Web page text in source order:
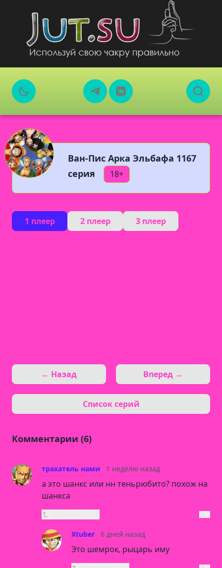
Ван-Пис Арка Эльбафа 1167
серия
18+
1 плеер 2 плеер 3 плеер
← Назад
Список серий
Вперед →
Комментарии (6)
трахатель нами 1 неделю назад
а это шанкс или нн теньрюбито? похож на
шанкса
Xtuber 6 дней назад
Это шемрок, рыцарь иму